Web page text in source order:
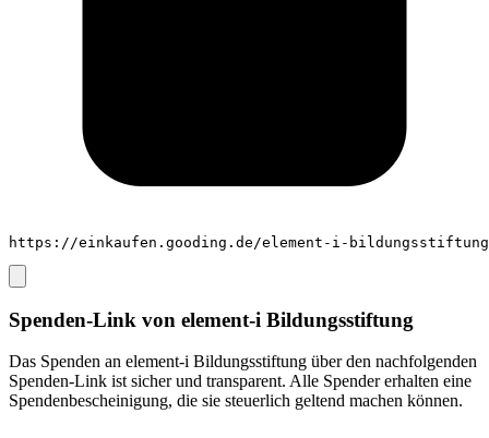
https://einkaufen.gooding.de/element-i-
Spenden-Link von element-i Bildungsstiftung
Das Spenden an element-i Bildungsstiftung über den nachfolgenden
Spenden-Link ist sicher und transparent. Alle Spender erhalten eine
Spendenbescheinigung, die sie steuerlich geltend machen können.